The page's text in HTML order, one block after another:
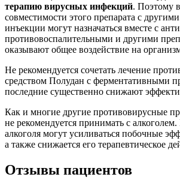
терапию вирусных инфекций. Поэтому
совместимости этого препарата с
инъекции могут назначаться вместе с
противовоспалительными и другими
оказывают общее воздействие на
Не рекомендуется сочетать лечение
средством Полудан с ферментативными
последние существенно снижают
Как и многие другие противовирусные
не рекомендуется принимать с
алкоголя могут усиливаться побочные
а также снижается его терапевтическое
Отзывы пациентов